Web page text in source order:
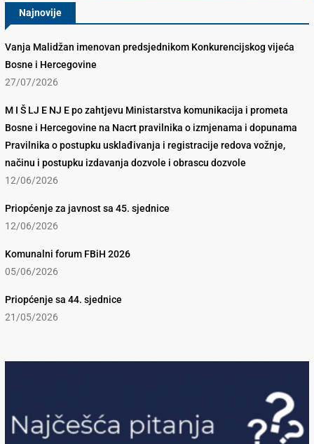
Najnovije
Vanja Malidžan imenovan predsjednikom Konkurencijskog vijeća
Bosne i Hercegovine
27/07/2026
M I Š LJ E NJ E po zahtjevu Ministarstva komunikacija i prometa
Bosne i Hercegovine na Nacrt pravilnika o izmjenama i dopunama
Pravilnika o postupku usklađivanja i registracije redova vožnje,
načinu i postupku izdavanja dozvole i obrascu dozvole
12/06/2026
Priopćenje za javnost sa 45. sjednice
12/06/2026
Komunalni forum FBiH 2026
05/06/2026
Priopćenje sa 44. sjednice
21/05/2026